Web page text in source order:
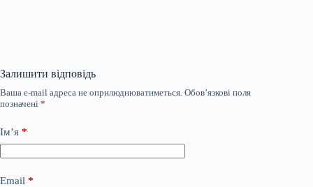
Залишити відповідь
Ваша e-mail адреса не оприлюднюватиметься. Обов’язкові поля
позначені *
Ім’я *
Email *